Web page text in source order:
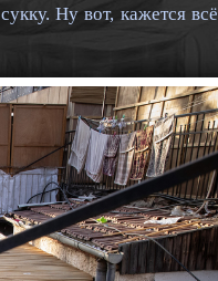
Ну вот, кажется